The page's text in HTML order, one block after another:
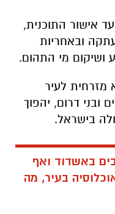
4 שנים ממועד אישור התוכנית,
ובאחריות
ושיקום מי התהום.
לעיר
ובני דרום, יהפוך
בישראל.
אלף תושבים באשדוד ואף
בעיר, מה